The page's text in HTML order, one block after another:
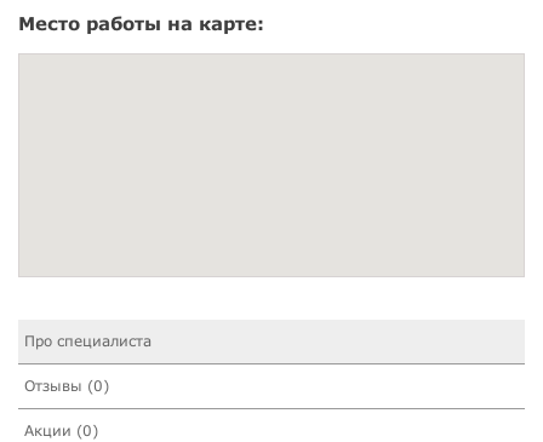
Место работы на карте:
Про специалиста
Отзывы (0)
Акции (0)